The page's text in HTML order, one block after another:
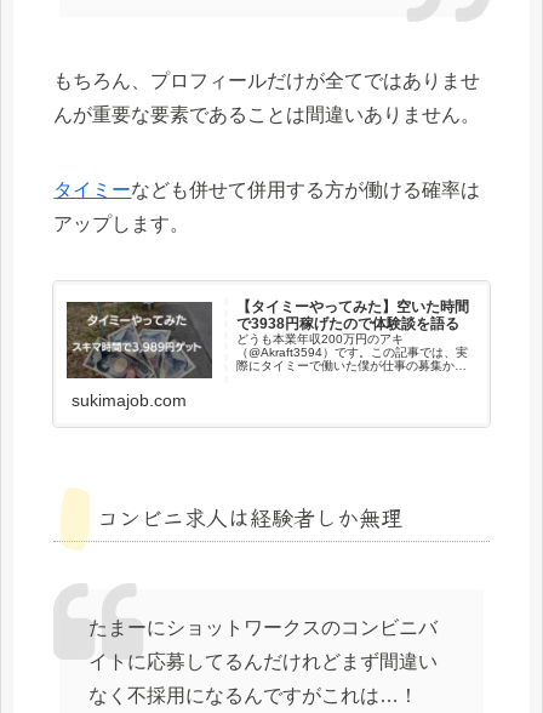
もちろん、プロフィールだけが全てではありませ
んが重要な要素であることは間違いありません。
タイミーなども併せて併用する方が働ける確率は
アップします。
【タイミーやってみた】空いた時間
で3938円稼げたので体験談を語る
どうも本業年収200万円のアキ
（@Akraft3594）です。この記事では、実
際にタイミーで働いた僕が仕事の募集から
sukimajob.com
コンビニ求人は経験者しか無理
たまーにショットワークスのコンビニバ
イトに応募してるんだけれどまず間違い
なく不採用になるんですがこれは…！